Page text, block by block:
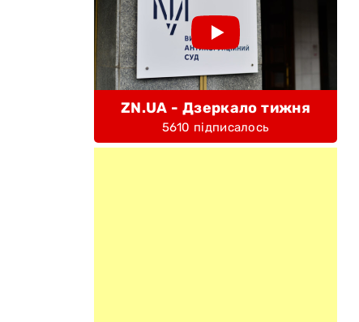
ZN.UA - Дзеркало тижня
5610 підписалось